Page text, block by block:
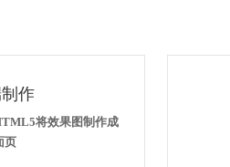
作
将效果图制作成
页